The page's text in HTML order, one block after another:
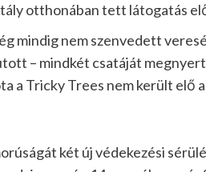
otthonában tett látogatás
mindig nem szenvedett
– mindkét csatáját
a Tricky Trees nem került elő
két új védekezési